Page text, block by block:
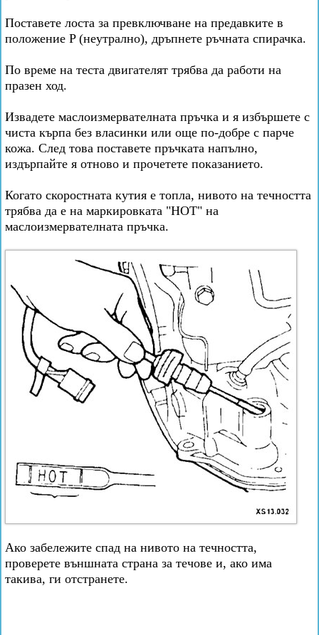
Поставете лоста за превключване на предавките в
положение P (неутрално), дръпнете ръчната спирачка.
По време на теста двигателят трябва да работи на
празен ход.
Извадете маслоизмервателната пръчка и я избършете с
чиста кърпа без власинки или още по-добре с парче
кожа. След това поставете пръчката напълно,
издърпайте я отново и прочетете показанието.
Когато скоростната кутия е топла, нивото на течността
трябва да е на маркировката "HOT" на
маслоизмервателната пръчка.
Ако забележите спад на нивото на течността,
проверете външната страна за течове и, ако има
такива, ги отстранете.